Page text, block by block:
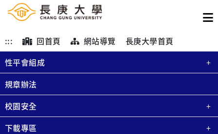
::: 回首頁 網站導覽
長庚大學首頁
性平會組成
規章辦法
校園安全
下載專區